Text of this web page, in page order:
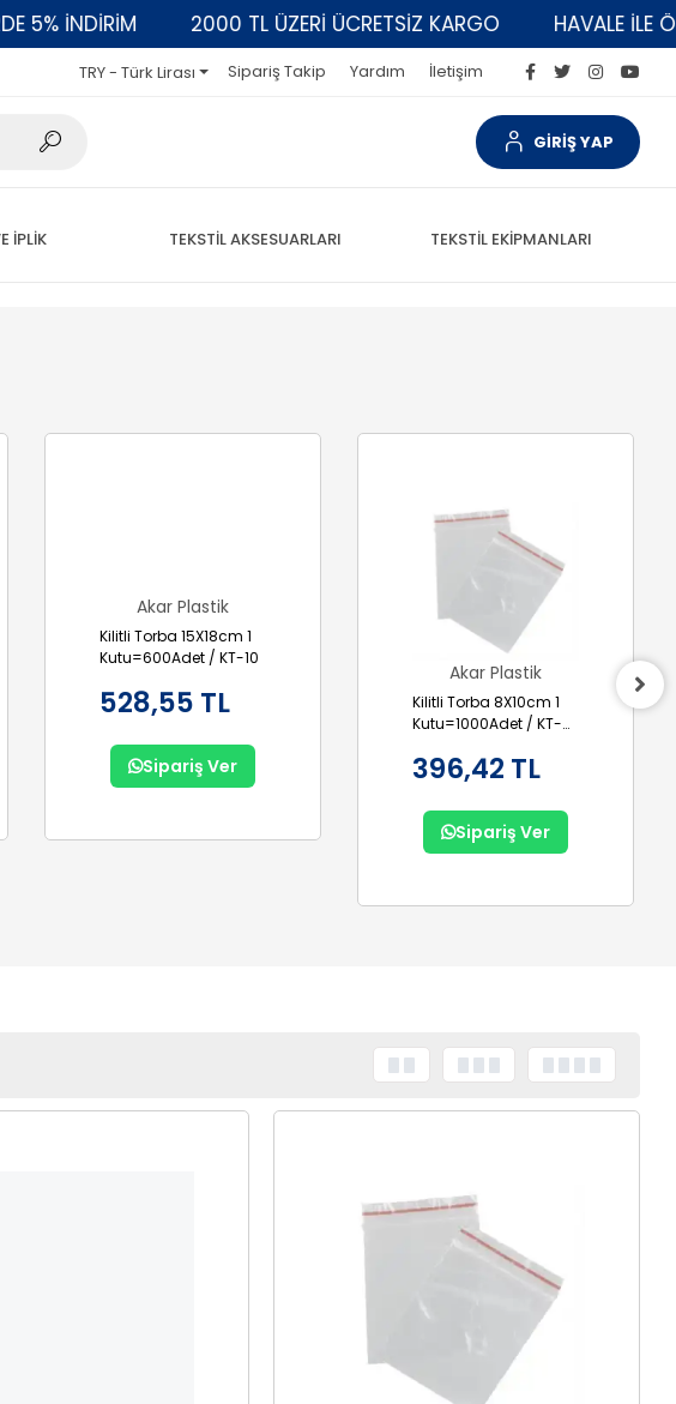
İNDİRİM 2000 TL ÜZERİ ÜCRETSİZ KARGO HAVALE İLE
TRY - Türk Lirası Sipariş Takip Yardım İletişim
GİRİŞ YAP
İPLİK TEKSTİL AKSESUARLARI TEKSTİL EKİPMANLARI
Akar Plastik
Kilitli Torba 15X18cm 1
Kutu=600Adet / KT-10
528,55 TL
Sipariş Ver
Akar Plastik
Kilitli Torba 8X10cm 1
Kutu=1000Adet / KT-
396,42 TL
Sipariş Ver